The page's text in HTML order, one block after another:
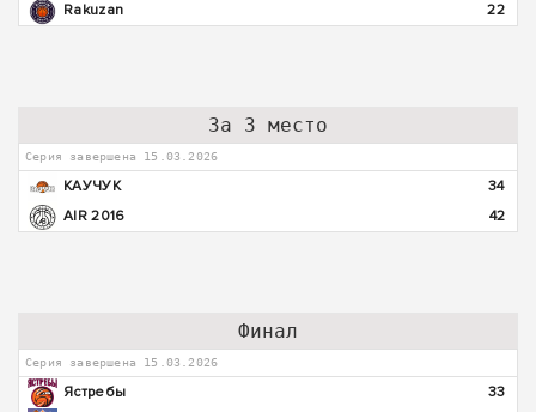
Rakuzan
22
За 3 место
Серия завершена 15.03.2026
КАУЧУК
34
AIR 2016
42
Финал
Серия завершена 15.03.2026
Ястребы
33